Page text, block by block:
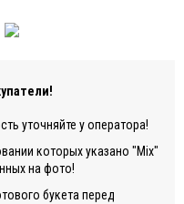
уточняйте у оператора!
которых указано "Mix"
на фото!
букета перед